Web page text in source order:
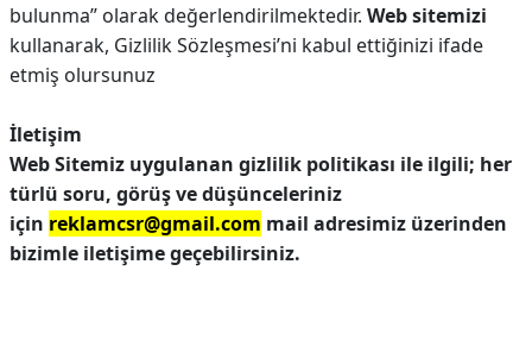
bulunma” olarak değerlendirilmektedir. Web sitemizi
kullanarak, Gizlilik Sözleşmesi’ni kabul ettiğinizi ifade
etmiş olursunuz
İletişim
Web Sitemiz uygulanan gizlilik politikası ile ilgili; her
türlü soru, görüş ve düşünceleriniz
için reklamcsr@gmail.com mail adresimiz üzerinden
bizimle iletişime geçebilirsiniz.